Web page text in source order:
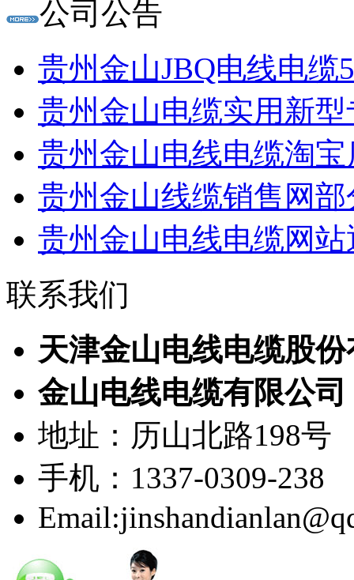
公司公告
贵州金山JBQ电线电缆
贵州金山电缆实用新
贵州金山电线电缆淘
贵州金山线缆销售网
贵州金山电线电缆网
联系我们
天津金山电线电缆股
金山电线电缆有限公司
地址：历山北路198号
手机：1337-0309-238